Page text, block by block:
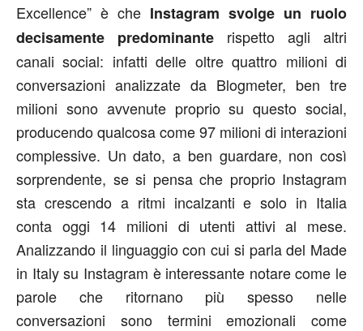
Excellence” è che Instagram svolge un ruolo
decisamente predominante rispetto agli altri
canali social: infatti delle oltre quattro milioni di
conversazioni analizzate da Blogmeter, ben tre
milioni sono avvenute proprio su questo social,
producendo qualcosa come 97 milioni di interazioni
complessive. Un dato, a ben guardare, non così
sorprendente, se si pensa che proprio Instagram
sta crescendo a ritmi incalzanti e solo in Italia
conta oggi 14 milioni di utenti attivi al mese.
Analizzando il linguaggio con cui si parla del Made
in Italy su Instagram è interessante notare come le
parole che ritornano più spesso nelle
conversazioni sono termini emozionali come